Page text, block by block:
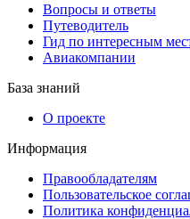
Вопросы и ответы
Путеводитель
Гид по интересным
Авиакомпании
База знаний
О проекте
Информация
Правообладателям
Пользовательское
Политика